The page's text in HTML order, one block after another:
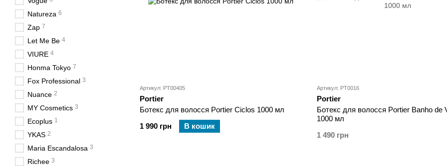
Артикул: PT00405
Portier
Ботекс для волосся Portier Ciclos 1000 мл
1 990 грн
В кошик
Артикул: PT0016
Portier
Ботекс для волосся Portier Banho de
1000 мл
1 490 грн
Natureza 6
Zap 7
Let Me Be 4
VIURE 4
Honma Tokyo 7
Fox Professional 3
Nuance 2
MY Cosmetics 3
Ecoplus 1
YKAS 2
Maria Escandalosa 3
Richee 3